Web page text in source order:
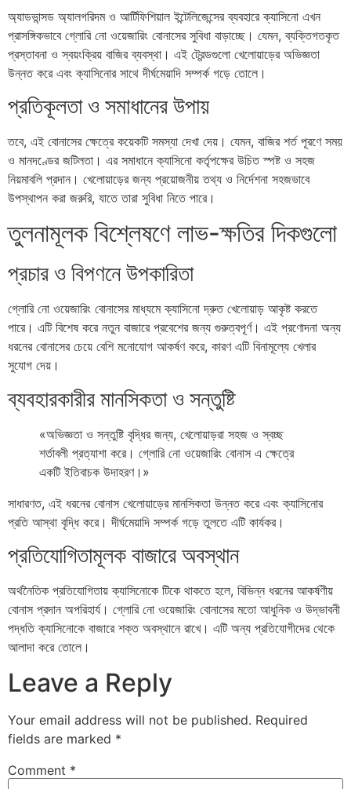
অ্যাডভান্সড অ্যালগরিদম ও আর্টিফিশিয়াল ইন্টেলিজেন্সের ব্যবহারে ক্যাসিনো এখন
প্রাসঙ্গিকভাবে গ্লোরি নো ওয়েজারিং বোনাসের সুবিধা বাড়াচ্ছে। যেমন, ব্যক্তিগতকৃত
প্রস্তাবনা ও স্বয়ংক্রিয় বাজির ব্যবস্থা। এই ট্রেন্ডগুলো খেলোয়াড়ের অভিজ্ঞতা
উন্নত করে এবং ক্যাসিনোর সাথে দীর্ঘমেয়াদি সম্পর্ক গড়ে তোলে।
প্রতিকূলতা ও সমাধানের উপায়
তবে, এই বোনাসের ক্ষেত্রে কয়েকটি সমস্যা দেখা দেয়। যেমন, বাজির শর্ত পূরণে সময়
ও মানদণ্ডের জটিলতা। এর সমাধানে ক্যাসিনো কর্তৃপক্ষের উচিত স্পষ্ট ও সহজ
নিয়মাবলি প্রদান। খেলোয়াড়ের জন্য প্রয়োজনীয় তথ্য ও নির্দেশনা সহজভাবে
উপস্থাপন করা জরুরি, যাতে তারা সুবিধা নিতে পারে।
তুলনামূলক বিশ্লেষণে লাভ-ক্ষতির দিকগুলো
প্রচার ও বিপণনে উপকারিতা
গ্লোরি নো ওয়েজারিং বোনাসের মাধ্যমে ক্যাসিনো দ্রুত খেলোয়াড় আকৃষ্ট করতে
পারে। এটি বিশেষ করে নতুন বাজারে প্রবেশের জন্য গুরুত্বপূর্ণ। এই প্রণোদনা অন্য
ধরনের বোনাসের চেয়ে বেশি মনোযোগ আকর্ষণ করে, কারণ এটি বিনামূল্যে খেলার
সুযোগ দেয়।
ব্যবহারকারীর মানসিকতা ও সন্তুষ্টি
«অভিজ্ঞতা ও সন্তুষ্টি বৃদ্ধির জন্য, খেলোয়াড়রা সহজ ও স্বচ্ছ
শর্তাবলী প্রত্যাশা করে। গ্লোরি নো ওয়েজারিং বোনাস এ ক্ষেত্রে
একটি ইতিবাচক উদাহরণ।»
সাধারণত, এই ধরনের বোনাস খেলোয়াড়ের মানসিকতা উন্নত করে এবং ক্যাসিনোর
প্রতি আস্থা বৃদ্ধি করে। দীর্ঘমেয়াদি সম্পর্ক গড়ে তুলতে এটি কার্যকর।
প্রতিযোগিতামূলক বাজারে অবস্থান
অর্থনৈতিক প্রতিযোগিতায় ক্যাসিনোকে টিকে থাকতে হলে, বিভিন্ন ধরনের আকর্ষণীয়
বোনাস প্রদান অপরিহার্য। গ্লোরি নো ওয়েজারিং বোনাসের মতো আধুনিক ও উদ্ভাবনী
পদ্ধতি ক্যাসিনোকে বাজারে শক্ত অবস্থানে রাখে। এটি অন্য প্রতিযোগীদের থেকে
আলাদা করে তোলে।
Leave a Reply
Your email address will not be published. Required
fields are marked *
Comment *